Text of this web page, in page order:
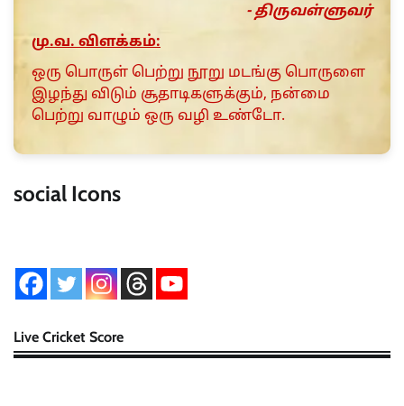
- திருவள்ளுவர்
மு.வ. விளக்கம்:
ஒரு பொருள் பெற்று நூறு மடங்கு பொருளை
இழந்து விடும் சூதாடிகளுக்கும், நன்மை
பெற்று வாழும் ஒரு வழி உண்டோ.
social Icons
Live Cricket Score